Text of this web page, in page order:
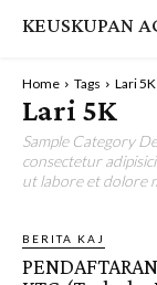
KEUSKUPAN
Home Tags Lari 5K
Lari 5K
Sample Category
consectetur
ut labore et dolore
BERITA KAJ